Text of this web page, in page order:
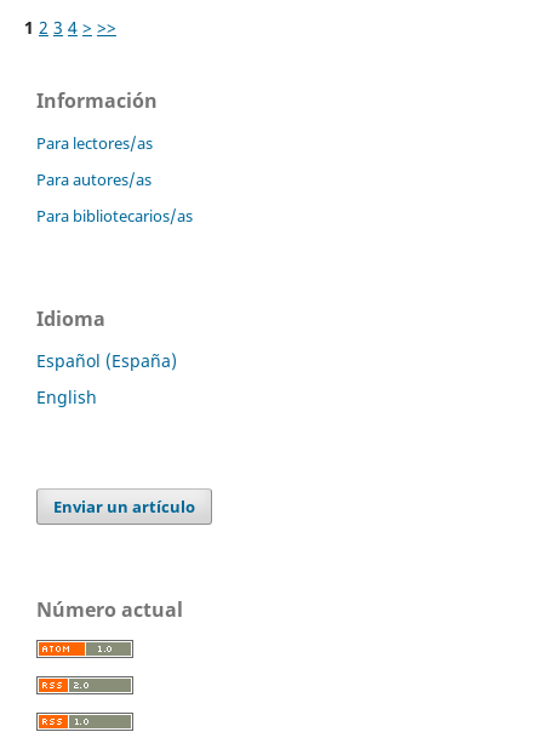
1 2 3 4 > >>
Información
Para lectores/as
Para autores/as
Para bibliotecarios/as
Idioma
Español (España)
English
Enviar un artículo
Número actual